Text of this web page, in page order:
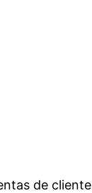
de cliente